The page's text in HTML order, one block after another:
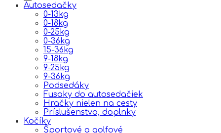
Autosedačky
0-13kg
0-18kg
0-25kg
0-36kg
15-36kg
9-18kg
9-25kg
9-36kg
Podsedáky
Fusaky do autosedačiek
Hračky nielen na cesty
Príslušenstvo, doplnky
Kočíky
Športové a golfové